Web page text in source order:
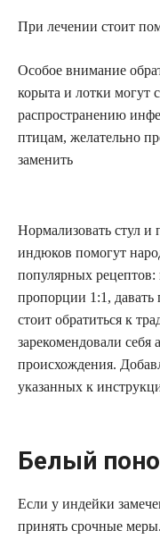
При лечении стоит
Особое внимание
корыта и лотки могут
распространению
птицам, желательно
заменить
Нормализовать стул и
индюков помогут
популярных рецептов:
пропорции 1:1,
стоит обратиться к
зарекомендовали
происхождения.
указанных к
Белый
Если у индейки
принять срочные